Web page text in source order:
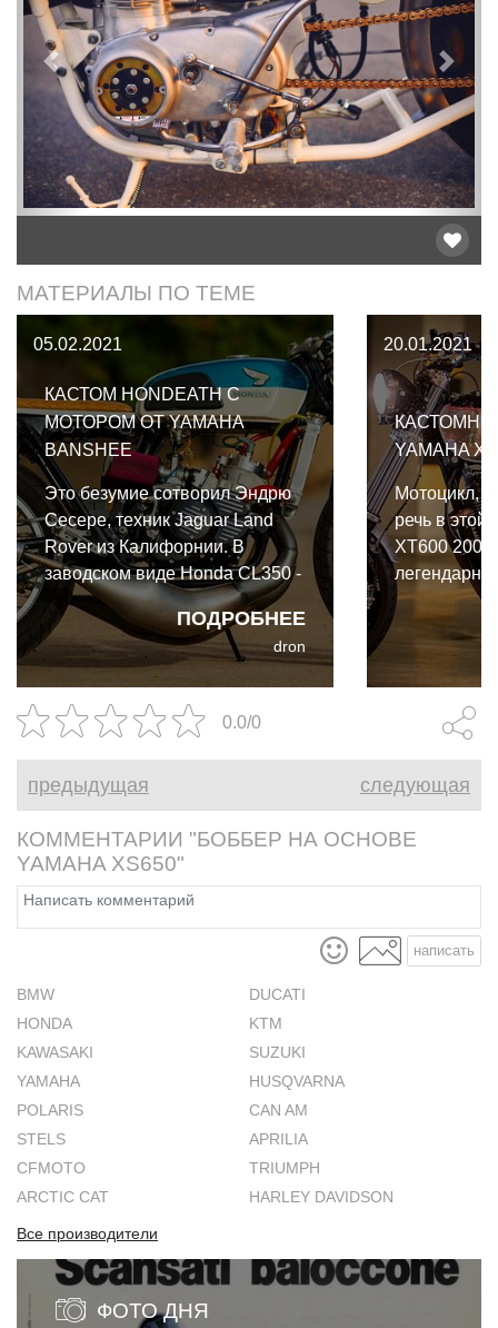
Предыдущий
МАТЕРИАЛЫ ПО ТЕМЕ
05.02.2021
КАСТОМ HONDEATH С
МОТОРОМ ОТ YAMAHA
BANSHEE
ПОДРОБНЕЕ
Это безумие сотворил Эндрю
Сесере, техник Jaguar Land
Rover из Калифорнии. В
заводском виде Honda CL350 -
довольно цивилизованный
дорожный скремблер с 33
лошадками и тонной
винтажного шарма. Но такого
мотора Эндрю было мало.
dron
20.01.2021
YAMAHA
Мотоцикл,
речь в этой
XT600 2000
душе
истории
0.0/0
предыдущая следующая
КОММЕНТАРИИ "БОББЕР НА ОСНОВЕ
YAMAHA XS650"
написать
BMW
DUCATI
HONDA
KTM
KAWASAKI
SUZUKI
YAMAHA
HUSQVARNA
POLARIS
CAN AM
STELS
APRILIA
CFMOTO
TRIUMPH
ARCTIC CAT
HARLEY DAVIDSON
Все производители
ФОТО ДНЯ